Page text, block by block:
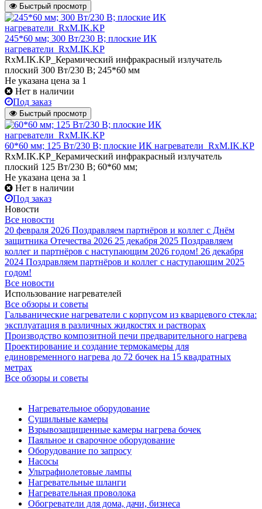
Быстрый просмотр
245*60 мм; 300 Вт/230 В; плоские ИК
нагреватели_RxM.IK.KP
RxM.IK.KP_Керамический инфракрасный излучатель
плоский 300 Вт/230 В; 245*60 мм
Не указана цена за 1
Нет в наличии
Под заказ
Быстрый просмотр
60*60 мм; 125 Вт/230 В; плоские ИК нагреватели_RxM.IK.KP
RxM.IK.KP_Керамический инфракрасный излучатель
плоский 125 Вт/230 В; 60*60 мм;
Не указана цена за 1
Нет в наличии
Под заказ
Новости
Все новости
20 февраля 2026 Поздравляем партнёров и коллег с Днём
защитника Отечества 2026 25 декабря 2025 Поздравляем
коллег и партнёров с наступающим 2026 годом! 26 декабря
2024 Поздравляем партнёров и коллег с наступающим 2025
годом!
Все новости
Использование нагревателей
Все обзоры и советы
Гальванические нагреватели с корпусом из кварцевого стекла:
эксплуатация в различных жидкостях и растворах
Производство композитной печи предварительного нагрева
Проектирование и создание термокамеры для
единовременного нагрева до 72 бочек на 15 квадратных
метрах
Все обзоры и советы
Нагревательное оборудование
Сушильные камеры
Взрывозащищенные камеры нагрева бочек
Паяльное и сварочное оборудование
Оборудование по запросу
Насосы
Ультрафиолетовые лампы
Нагревательные шланги
Нагревательная проволока
Обогреватели для дома, дачи, бизнеса